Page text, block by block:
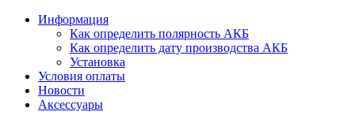
Информация
Как определить полярность АКБ
Как определить дату производства АКБ
Установка
Условия оплаты
Новости
Аксессуары